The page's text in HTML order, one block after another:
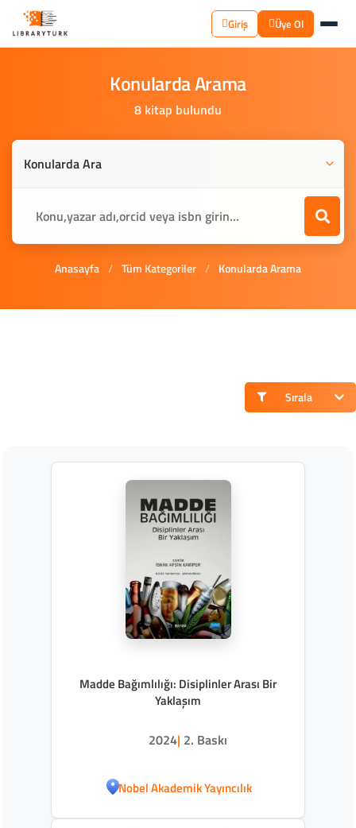
Giriş Üye Ol
KonulardaArama
8 kitap bulundu
Anasayfa / Tüm Kategoriler / Konularda Arama
Sırala
Madde Bağımlılığı: Disiplinler Arası Bir
Yaklaşım
2024| 2. Baskı
Nobel Akademik Yayıncılık